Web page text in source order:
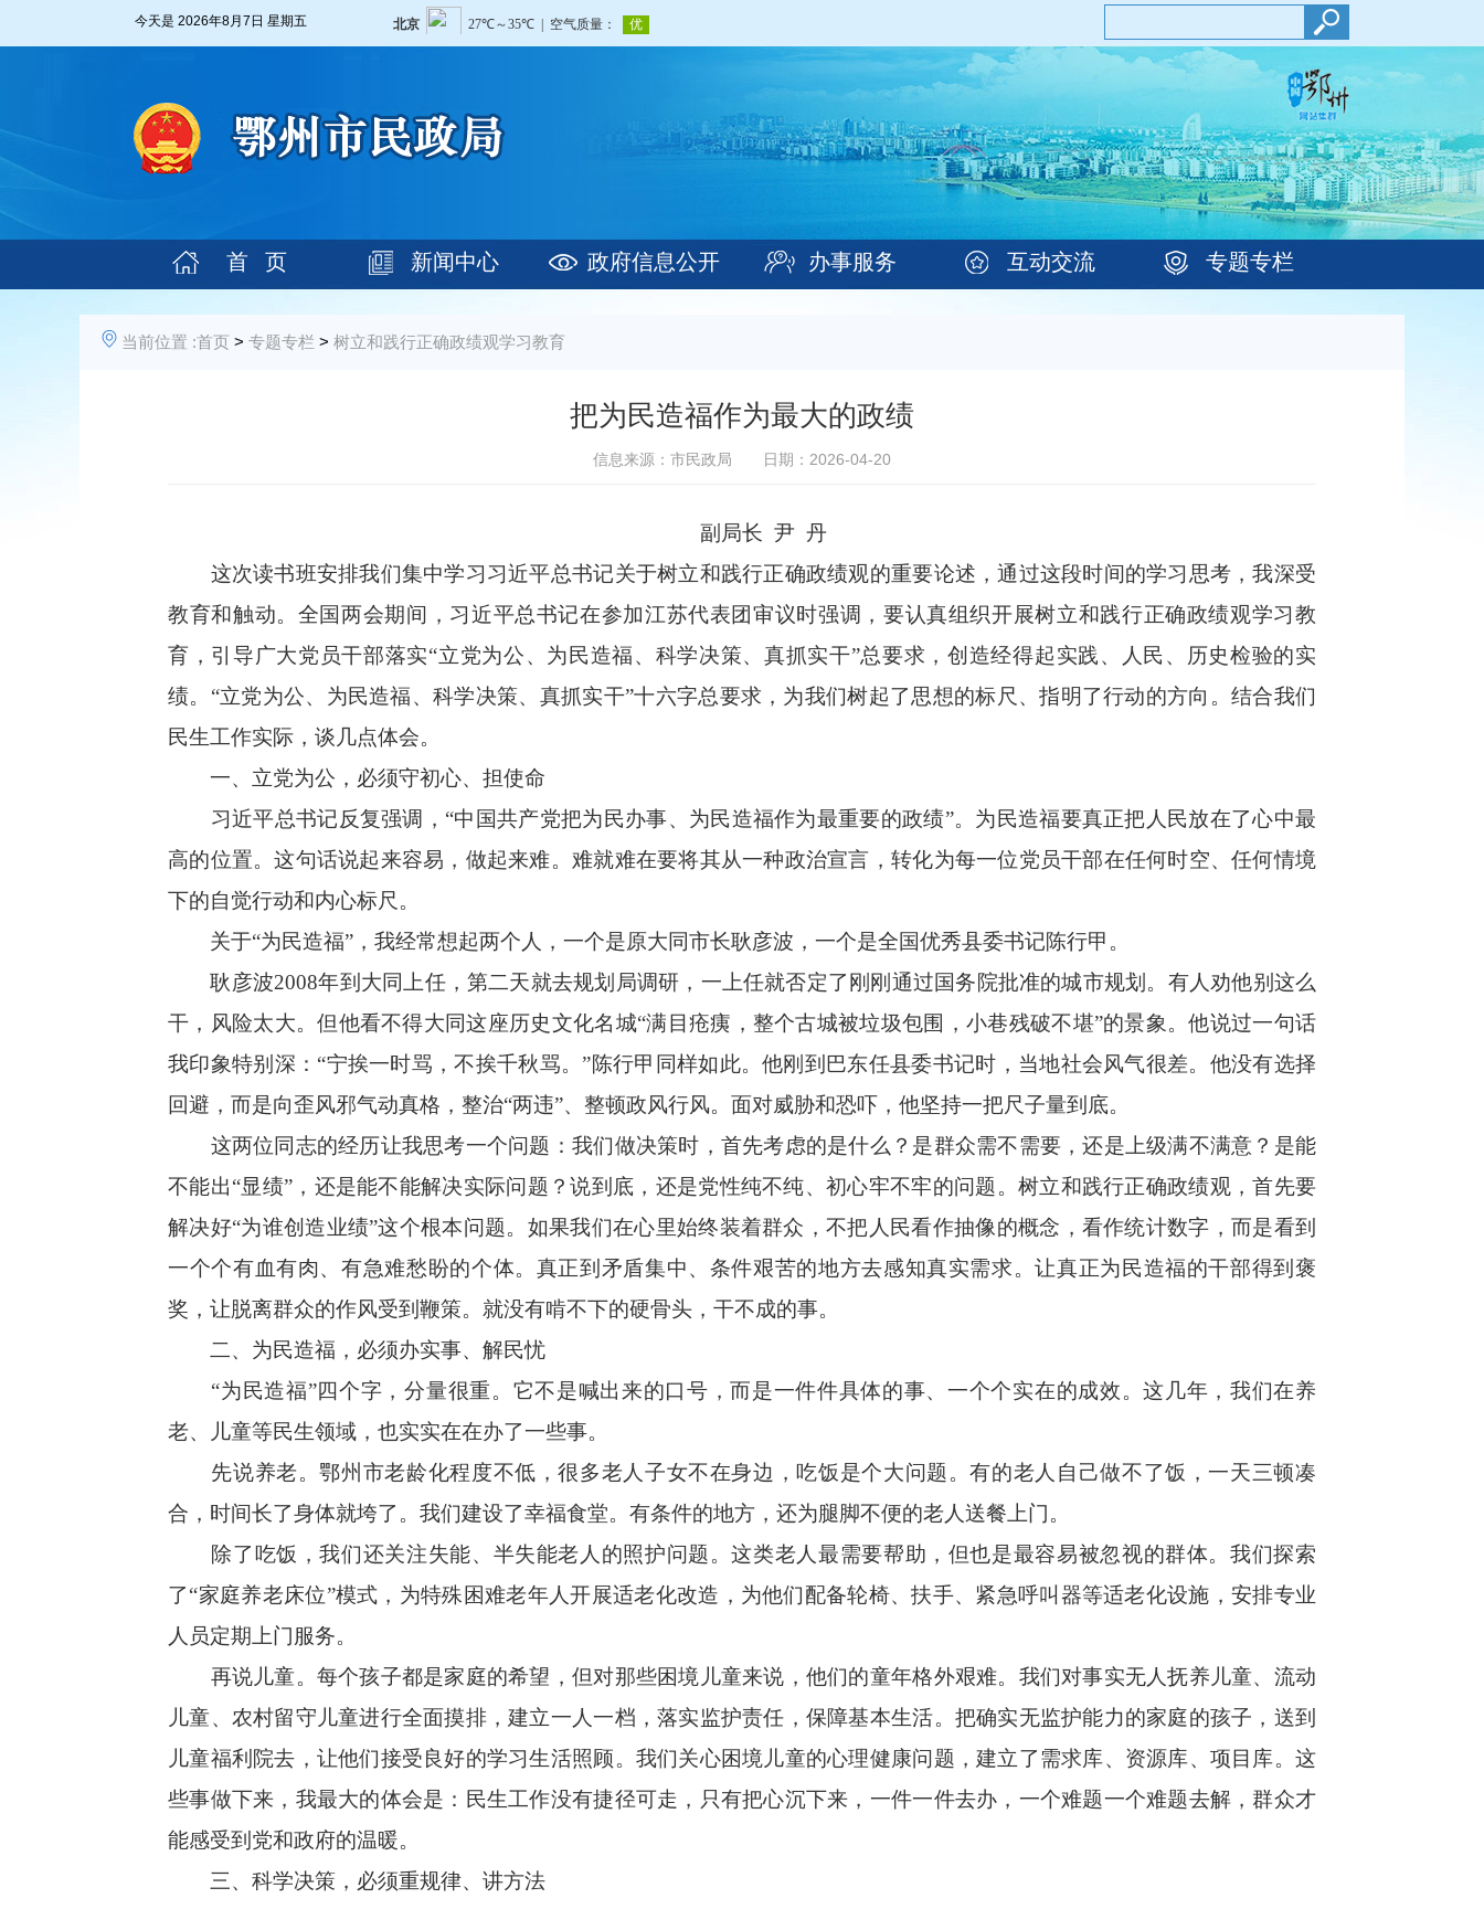
今天是 2026年8月7日 星期五
首 页 新闻中心 政府信息公开 办事服务 互动交流 专题专栏
当前位置 :首页 > 专题专栏 > 树立和践行正确政绩观学习教育
把为民造福作为最大的政绩
信息来源：市民政局 日期：2026-04-20
副局长 尹 丹
这次读书班安排我们集中学习习近平总书记关于树立和践行正确政绩观的重要论述，通过这段时间的学习思考，我深受
教育和触动。全国两会期间，习近平总书记在参加江苏代表团审议时强调，要认真组织开展树立和践行正确政绩观学习教
育，引导广大党员干部落实“立党为公、为民造福、科学决策、真抓实干”总要求，创造经得起实践、人民、历史检验的实
绩。“立党为公、为民造福、科学决策、真抓实干”十六字总要求，为我们树起了思想的标尺、指明了行动的方向。结合我们
民生工作实际，谈几点体会。
一、立党为公，必须守初心、担使命
习近平总书记反复强调，“中国共产党把为民办事、为民造福作为最重要的政绩”。为民造福要真正把人民放在了心中最
高的位置。这句话说起来容易，做起来难。难就难在要将其从一种政治宣言，转化为每一位党员干部在任何时空、任何情境
下的自觉行动和内心标尺。
关于“为民造福”，我经常想起两个人，一个是原大同市长耿彦波，一个是全国优秀县委书记陈行甲。
耿彦波2008年到大同上任，第二天就去规划局调研，一上任就否定了刚刚通过国务院批准的城市规划。有人劝他别这么
干，风险太大。但他看不得大同这座历史文化名城“满目疮痍，整个古城被垃圾包围，小巷残破不堪”的景象。他说过一句话
我印象特别深：“宁挨一时骂，不挨千秋骂。”陈行甲同样如此。他刚到巴东任县委书记时，当地社会风气很差。他没有选择
回避，而是向歪风邪气动真格，整治“两违”、整顿政风行风。面对威胁和恐吓，他坚持一把尺子量到底。
这两位同志的经历让我思考一个问题：我们做决策时，首先考虑的是什么？是群众需不需要，还是上级满不满意？是能
不能出“显绩”，还是能不能解决实际问题？说到底，还是党性纯不纯、初心牢不牢的问题。树立和践行正确政绩观，首先要
解决好“为谁创造业绩”这个根本问题。如果我们在心里始终装着群众，不把人民看作抽像的概念，看作统计数字，而是看到
一个个有血有肉、有急难愁盼的个体。真正到矛盾集中、条件艰苦的地方去感知真实需求。让真正为民造福的干部得到褒
奖，让脱离群众的作风受到鞭策。就没有啃不下的硬骨头，干不成的事。
二、为民造福，必须办实事、解民忧
“为民造福”四个字，分量很重。它不是喊出来的口号，而是一件件具体的事、一个个实在的成效。这几年，我们在养
老、儿童等民生领域，也实实在在办了一些事。
先说养老。鄂州市老龄化程度不低，很多老人子女不在身边，吃饭是个大问题。有的老人自己做不了饭，一天三顿凑
合，时间长了身体就垮了。我们建设了幸福食堂。有条件的地方，还为腿脚不便的老人送餐上门。
除了吃饭，我们还关注失能、半失能老人的照护问题。这类老人最需要帮助，但也是最容易被忽视的群体。我们探索
了“家庭养老床位”模式，为特殊困难老年人开展适老化改造，为他们配备轮椅、扶手、紧急呼叫器等适老化设施，安排专业
人员定期上门服务。
再说儿童。每个孩子都是家庭的希望，但对那些困境儿童来说，他们的童年格外艰难。我们对事实无人抚养儿童、流动
儿童、农村留守儿童进行全面摸排，建立一人一档，落实监护责任，保障基本生活。把确实无监护能力的家庭的孩子，送到
儿童福利院去，让他们接受良好的学习生活照顾。我们关心困境儿童的心理健康问题，建立了需求库、资源库、项目库。这
些事做下来，我最大的体会是：民生工作没有捷径可走，只有把心沉下来，一件一件去办，一个难题一个难题去解，群众才
能感受到党和政府的温暖。
三、科学决策，必须重规律、讲方法